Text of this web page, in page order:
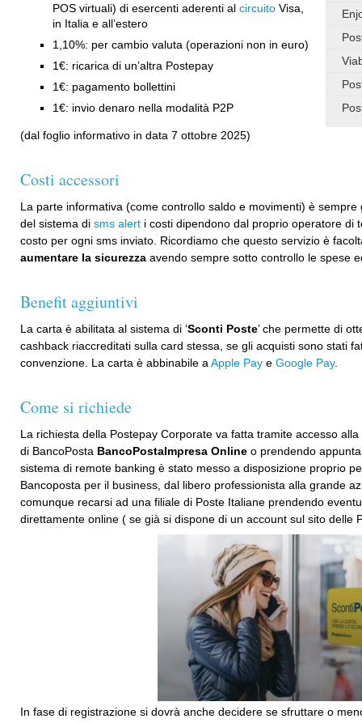
POS virtuali) di esercenti aderenti al circuito Visa,
in Italia e all’estero
1,10%: per cambio valuta (operazioni non in euro)
1€: ricarica di un’altra Postepay
1€: pagamento bollettini
1€: invio denaro nella modalità P2P
(dal foglio informativo in data 7 ottobre 2025)
Costi accessori
La parte informativa (come controllo saldo e movimenti) è sempre
del sistema di sms alert i costi dipendono dal proprio operatore di
costo per ogni sms inviato. Ricordiamo che questo servizio è
aumentare la sicurezza avendo sempre sotto controllo le spese
Benefit aggiuntivi
La carta è abilitata al sistema di ‘Sconti Poste’ che permette di
cashback riaccreditati sulla card stessa, se gli acquisti sono stati
convenzione. La carta è abbinabile a Apple Pay e Google Pay.
Come si richiede
La richiesta della Postepay Corporate va fatta tramite accesso
di BancoPosta BancoPostaImpresa Online o prendendo
sistema di remote banking è stato messo a disposizione proprio
Bancoposta per il business, dal libero professionista alla grande
comunque recarsi ad una filiale di Poste Italiane prendendo
direttamente online ( se già si dispone di un account sul sito delle
In fase di registrazione si dovrà anche decidere se sfruttare o